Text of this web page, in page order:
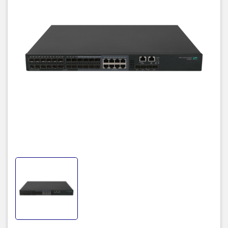
Bảo mật FTP / SCP: Cho phép chuyển tệp an toàn đến và đi từ
công tắc; bảo vệ chống lại việc tải xuống tệp không mong muốn
hoặc sao chép trái phép tệp cấu hình chuyển đổi
Guest VLAN: Cung cấp môi trường dựa trên trình duyệt cho các
máy khách được xác thực tương tự như IEEE 802.1X
hiểm hoặc lỗi cấu hình
phép, ngăn chặn các cuộc tấn công từ chối dịch vụ
Bảo vệ nguồn IP: Giúp ngăn chặn các cuộc tấn công giả mạo IP
chủ lưu trữ trái phép, ngăn chặn việc nghe trộm hoặc đánh cắp dữ